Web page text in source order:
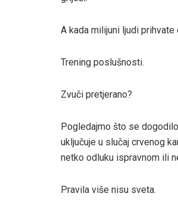
A kada milijuni ljudi
Trening poslušnosti.
Zvuči pretjerano?
Pogledajmo što se
uključuje u slučaj crvenog
netko odluku ispravnom ili
Pravila više nisu sveta.